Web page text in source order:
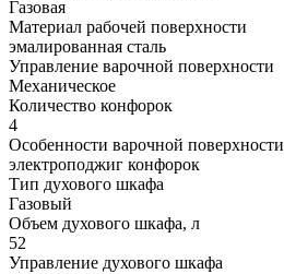
Газовая
Материал рабочей поверхности
эмалированная сталь
Управление варочной поверхности
Механическое
Количество конфорок
4
Особенности варочной поверхности
электроподжиг конфорок
Тип духового шкафа
Газовый
Объем духового шкафа, л
52
Управление духового шкафа